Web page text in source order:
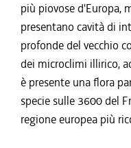
più piovose d'Europa,
presentano cavità di
profonde del vecchio
dei microclimi illirico,
è presente una flora
specie sulle 3600 del
regione europea più